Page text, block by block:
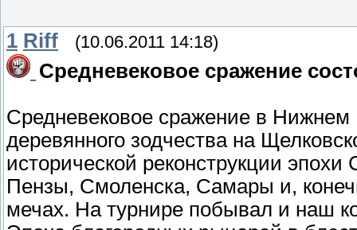
1 Riff (10.06.2011 14:18)
Средневековое сражение
Средневековое сражение в
деревянного зодчества на
исторической реконструкции
Пензы, Смоленска, Самары и,
мечах. На турнире побывал и наш